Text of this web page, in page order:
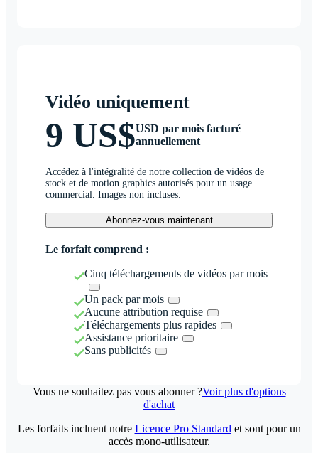
Vidéo uniquement
9 US$USD par mois facturé
annuellement
Accédez à l'intégralité de notre collection de vidéos de
stock et de motion graphics autorisés pour un usage
commercial. Images non incluses.
Abonnez-vous maintenant
Le forfait comprend :
Cinq téléchargements de vidéos par mois
Un pack par mois
Aucune attribution requise
Téléchargements plus rapides
Assistance prioritaire
Sans publicités
Vous ne souhaitez pas vous abonner ?Voir plus d'options
d'achat
Les forfaits incluent notre Licence Pro Standard et sont pour un
accès mono-utilisateur.